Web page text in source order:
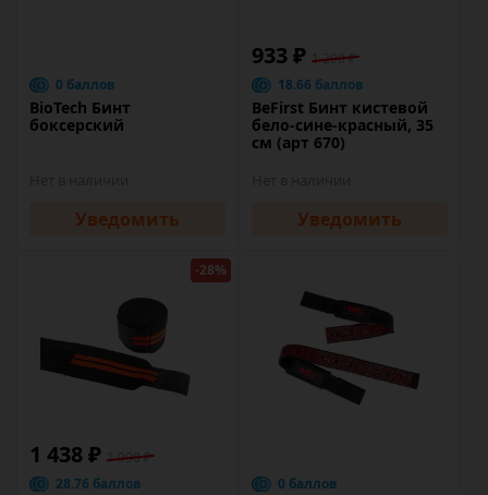
0 баллов
BioTech Бинт
боксерский
Уведомить
933 ₽ 1 290 ₽
18.66 баллов
BeFirst Бинт кистевой
бело-сине-красный, 35
см (арт 670)
Уведомить
-28%
1 438 ₽ 1 990 ₽
28.76 баллов
0 баллов